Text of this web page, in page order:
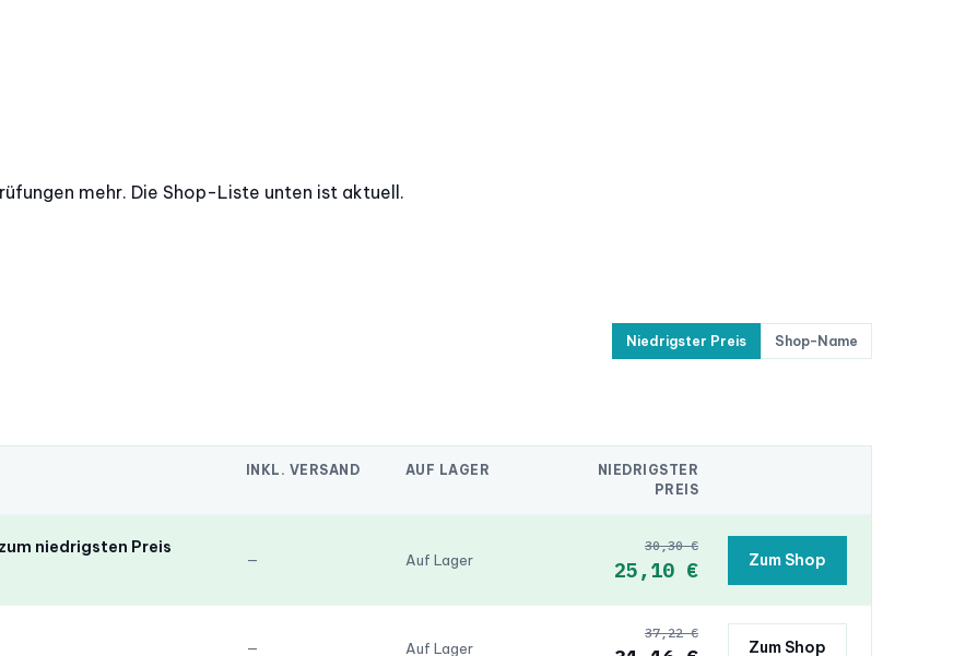
mehr. Die Shop-Liste unten ist aktuell.
Niedrigster Preis Shop-Name
INKL. VERSAND AUF LAGER
NIEDRIGSTER
PREIS
niedrigsten Preis
— Auf Lager
30,30 €
25,10 € Zum Shop
— Auf Lager
37,22 €
Zum Shop